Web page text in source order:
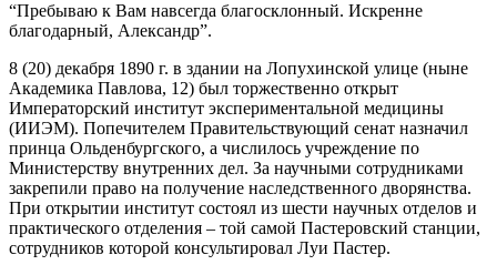
“Пребываю к Вам навсегда благосклонный. Искренне
благодарный, Александр”.
8 (20) декабря 1890 г. в здании на Лопухинской улице (ныне
Академика Павлова, 12) был торжественно открыт
Императорский институт экспериментальной медицины
(ИИЭМ). Попечителем Правительствующий сенат назначил
принца Ольденбургского, а числилось учреждение по
Министерству внутренних дел. За научными сотрудниками
закрепили право на получение наследственного дворянства.
При открытии институт состоял из шести научных отделов и
практического отделения – той самой Пастеровский станции,
сотрудников которой консультировал Луи Пастер.